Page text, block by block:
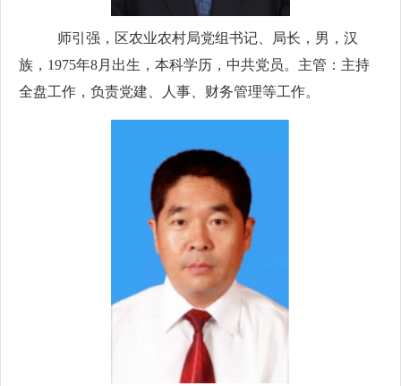
师引强， 区农业农村局党组书记、局长， 男，汉
族，1975年8月出生，本科学历， 中共党员。 主管：主持
全盘工作，负责党建、人事、财务管理等工作。